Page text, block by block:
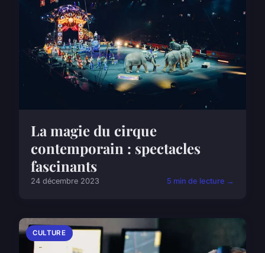
La magie du cirque
contemporain : spectacles
fascinants
24 décembre 2023 5 min de lecture →
CULTURE